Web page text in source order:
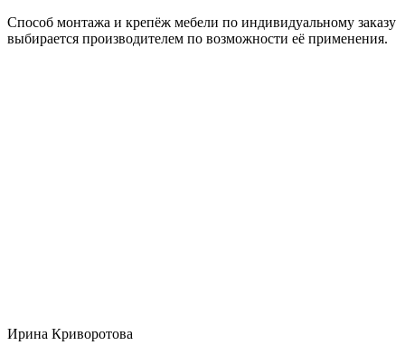
Способ монтажа и крепёж мебели по индивидуальному заказу
выбирается производителем по возможности её применения.
Ирина Криворотова